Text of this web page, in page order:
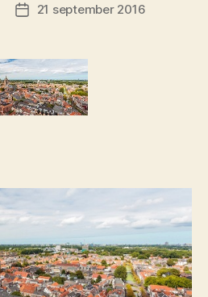
Berichtdatum
21 september 2016